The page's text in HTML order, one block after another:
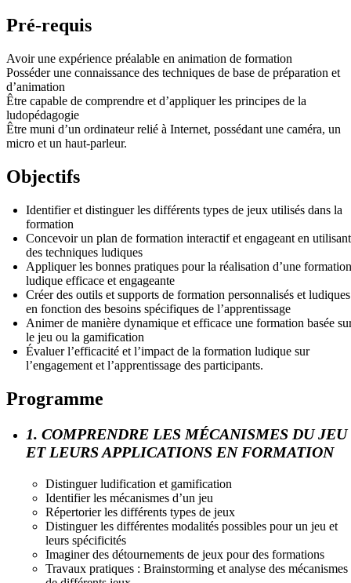
Pré-requis
Avoir une expérience préalable en animation de formation
Posséder une connaissance des techniques de base de préparation et
d’animation
Être capable de comprendre et d’appliquer les principes de la
ludopédagogie
Être muni d’un ordinateur relié à Internet, possédant une caméra, un
micro et un haut-parleur.
Objectifs
Identifier et distinguer les différents types de jeux utilisés dans la
formation
Concevoir un plan de formation interactif et engageant en utilisant
des techniques ludiques
Appliquer les bonnes pratiques pour la réalisation d’une formation
ludique efficace et engageante
Créer des outils et supports de formation personnalisés et ludiques
en fonction des besoins spécifiques de l’apprentissage
Animer de manière dynamique et efficace une formation basée
le jeu ou la gamification
Évaluer l’efficacité et l’impact de la formation ludique sur
l’engagement et l’apprentissage des participants.
Programme
1. COMPRENDRE LES MÉCANISMES DU JEU
ET LEURS APPLICATIONS EN FORMATION
Distinguer ludification et gamification
Identifier les mécanismes d’un jeu
Répertorier les différents types de jeux
Distinguer les différentes modalités possibles pour un jeu et
leurs spécificités
Imaginer des détournements de jeux pour des formations
Travaux pratiques : Brainstorming et analyse des mécanismes